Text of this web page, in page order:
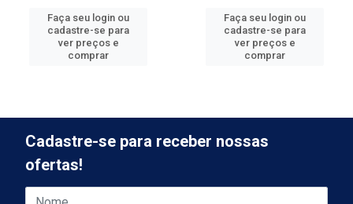
Faça seu login ou
cadastre-se para
ver preços e
comprar
Faça seu login ou
cadastre-se para
ver preços e
comprar
Cadastre-se para receber nossas
ofertas!